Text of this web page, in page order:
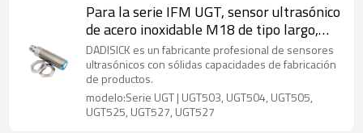
Para la serie IFM UGT, sensor ultrasónico
de acero inoxidable M18 de tipo largo,
distancia de detección de 60 mm a 800
mm
DADISICK es un fabricante profesional de sensores
ultrasónicos con sólidas capacidades de fabricación
de productos.
modelo:Serie UGT | UGT503, UGT504, UGT505,
UGT525, UGT527, UGT527